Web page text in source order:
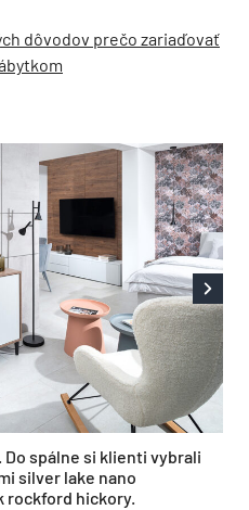
dôvodov prečo zariaďovať
Do spálne si klienti vybrali
silver lake nano
rockford hickory.